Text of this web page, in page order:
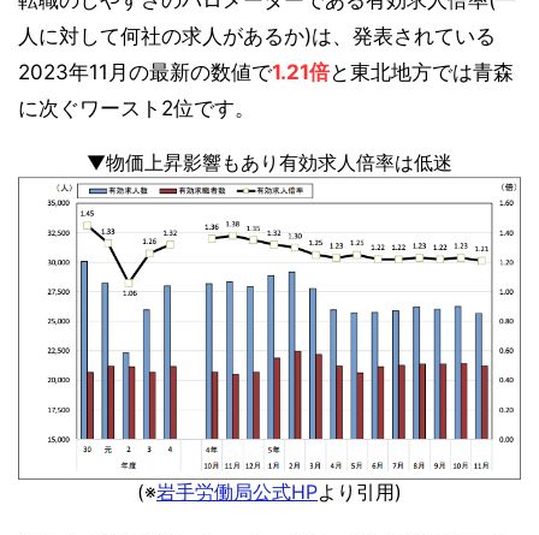
人に対して何社の求人があるか)は、発表されている
2023年11月の最新の数値で1.21倍と東北地方では青森
に次ぐワースト2位です。
▼物価上昇影響もあり有効求人倍率は低迷
(※岩手労働局公式HPより引用)